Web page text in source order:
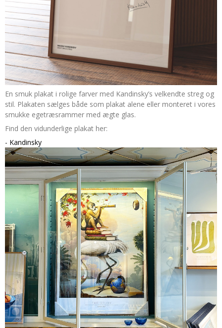
En smuk plakat i rolige farver med Kandinsky’s velkendte streg og
stil. Plakaten sælges både som plakat alene eller monteret i vores
smukke egetræsrammer med ægte glas.
Find den vidunderlige plakat her:
- Kandinsky